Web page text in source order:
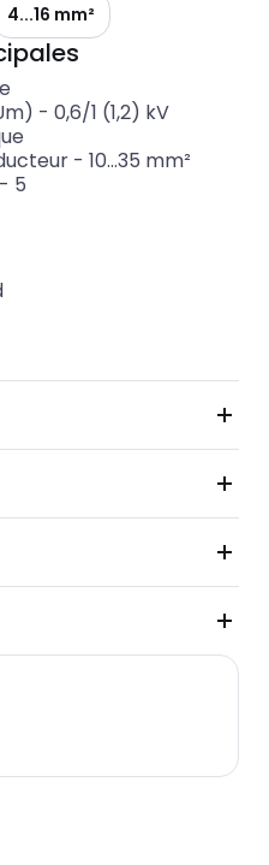
4...16 mm²
- 0,6/1 (1,2) kV
- 10...35 mm²
- 5